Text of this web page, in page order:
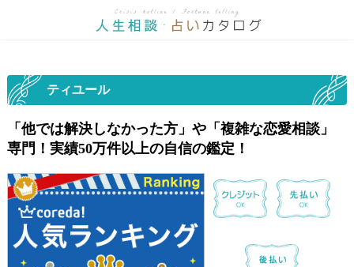
ティユール
「他では解決しなかった方」や「複雑な恋愛相談」
専門！実績50万件以上の自信の鑑定！